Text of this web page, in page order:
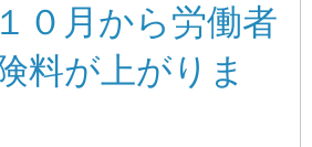
０月から労働者
料が上がりま